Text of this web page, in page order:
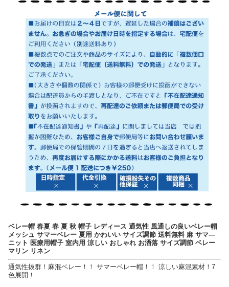
ベレー帽 春夏 春 夏 秋 帽子 レディース 通気性 風通しの良いベレー帽
メッシュ サマーベレー 夏用 かわいい サイズ調節 送料無料 麻 サマ—
ニット 医療用帽子 室内用 涼しい おしゃれ お洒落 サイズ調節 ベレー
マリン リネン
通気性抜群！麻混ベレー！！ サマーベレー帽！！ 涼しい麻混素材！7
色展開！